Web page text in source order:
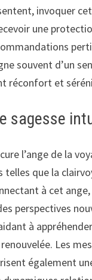
invoquer
une
souvent d’un
réconfort et
sagesse
l’ange de la
telles que la
à cet
perspectives
à
Les
également